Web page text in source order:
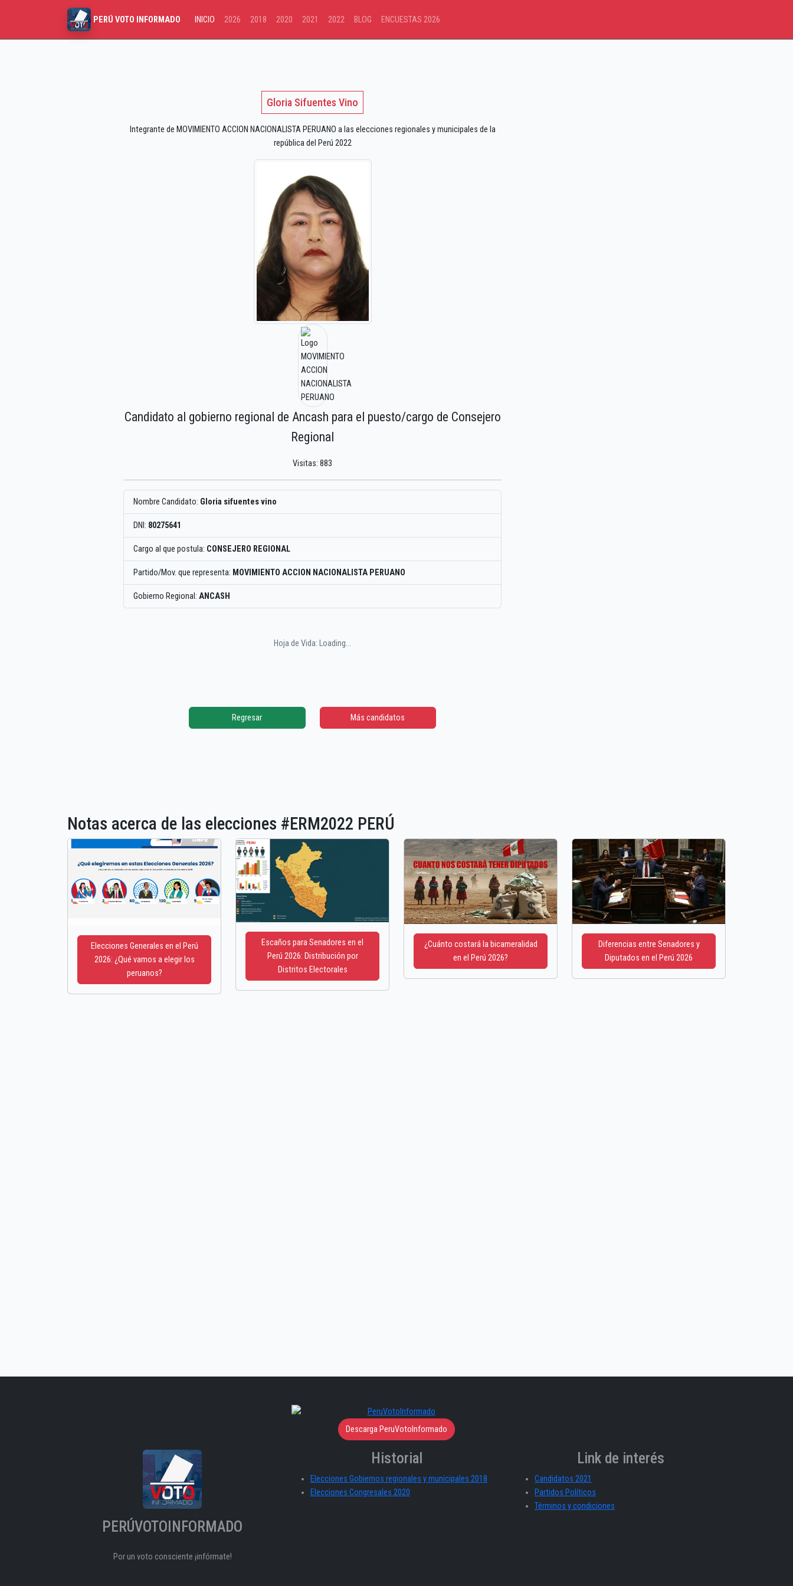
PERÚ VOTO INFORMADO INICIO 2026 2018 2020 2021 2022 BLOG ENCUESTAS 2026
Gloria Sifuentes Vino
Integrante de MOVIMIENTO ACCION NACIONALISTA PERUANO a las elecciones regionales y municipales de la
república del Perú 2022
Candidato al gobierno regional de Ancash para el puesto/cargo de Consejero
Regional
Visitas: 883
Nombre Candidato: Gloria sifuentes vino
DNI: 80275641
Cargo al que postula: CONSEJERO REGIONAL
Partido/Mov. que representa: MOVIMIENTO ACCION NACIONALISTA PERUANO
Gobierno Regional: ANCASH
Hoja de Vida: Loading...
Regresar Más candidatos
Notas acerca de las elecciones #ERM2022 PERÚ
Elecciones Generales en el Perú
2026: ¿Qué vamos a elegir los
peruanos?
Escaños para Senadores en el
Perú 2026: Distribución por
Distritos Electorales
¿Cuánto costará la bicameralidad
en el Perú 2026?
Diferencias entre Senadores y
Diputados en el Perú 2026
Descarga PeruVotoInformado
PERÚVOTOINFORMADO
Por un voto consciente ¡infórmate!
Historial
Elecciones Gobiernos regionales y municipales 2018
Elecciones Congresales 2020
Link de interés
Candidatos 2021
Partidos Políticos
Términos y condiciones